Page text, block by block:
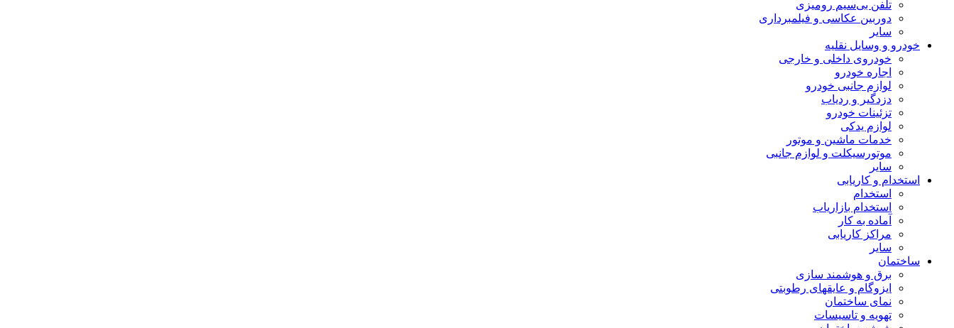
تلفن بی‌سیم رومیزی
دوربین عکاسی و فیلمبرداری
سایر
خودرو و وسایل نقلیه
خودروی داخلی و خارجی
اجاره خودرو
لوازم جانبی خودرو
دزدگیر و ردیاب
تزئینات خودرو
لوازم یدکی
خدمات ماشین و موتور
موتورسیکلت و لوازم جانبی
سایر
استخدام و کاریابی
استخدام
استخدام بازاریاب
آماده به کار
مراکز کاریابی
سایر
ساختمان
برق و هوشمند سازی
ایزوگام و عایقهای رطوبتی
نمای ساختمان
تهویه و تاسیسات